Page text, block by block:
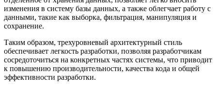
изменения в систему базы данных, а также облегчает работу с
данными, такие как выборка, фильтрация, манипуляция и
сохранение.
Таким образом, трехуровневый архитектурный стиль
обеспечивает легкость разработки, позволяя разработчикам
сосредоточиться на конкретных частях системы, что приводит
к повышению производительности, качества кода и общей
эффективности разработки.